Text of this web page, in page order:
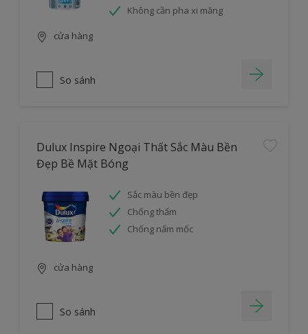
Không cần pha xi măng
cửa hàng
So sánh
Dulux Inspire Ngoại Thất Sắc Màu Bền
Đẹp Bề Mặt Bóng
Sắc màu bền đẹp
Chống thấm
Chống nấm mốc
cửa hàng
So sánh